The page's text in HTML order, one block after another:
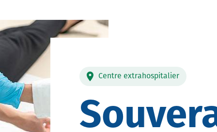
Centre extrahospitalier